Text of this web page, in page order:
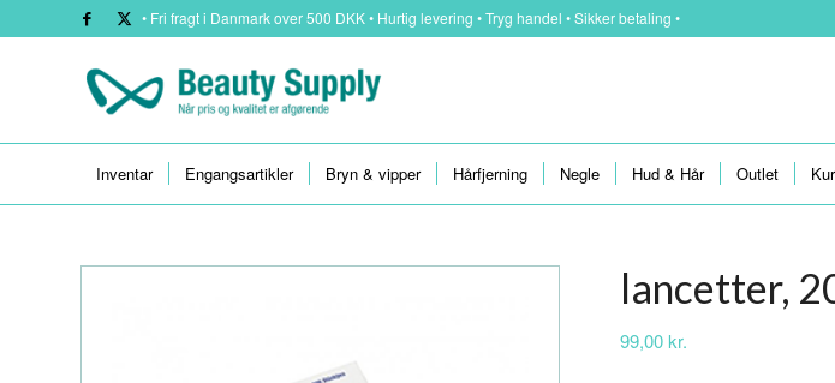
• Fri fragt i Danmark over 500 DKK • Hurtig levering • Tryg handel • Sikker betaling •
Inventar Engangsartikler Bryn & vipper Hårfjerning Negle Hud & Hår Outlet
lancetter,
99,00kr.